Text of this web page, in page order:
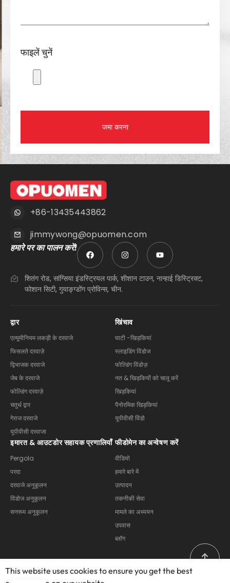
फाइलें चुनें
जमा करना
+86-13435443862
jimmywong@opuomen.com
हमारे पर का पालन करें!
शितंग रोड, सांग्सिया इंडस्ट्रियल पार्क, शीशान टाउन, नान्हाई डिस्ट्रिक्ट,
फोशान सिटी, गुयाङ्ग्डोंग प्रोविन्स, चीन.
द्वार
एल्यूमीनियम लकड़ी के दरवाजे
फिसलते दरवाज़े
द्विभाजक दरवाजे
जेब के दरवाजे
फोल्डिंग दरवाज़े
चतुर्थ द्वार
गेराज दरवाजे
यूपीवीसी दरवाजा
खिंचाव
घाटी -खिड़कियां
स्लाइडिंग विंडोज
फोल्डिंग विंडोज़
नत & खिड़कियों को चालू करें
खिड़कियां
पैनोरमिक खिड़कियां
यूपीवीसी विंडो
इमारत & आउटडोर सहायक प्रणालियाँ
Pergola
परदा
दरवाजे अनुकूलन
विंडोज अनुकूलन
सनरूम अनुकूलन
फीडोमेन का अन्वेषण करें
वीडियो
हमारे बारे में
उत्पादन
तकनीकी सेवा
मामले का अध्ययन
उपवास
ब्लॉग
This website uses cookies to ensure you get the best